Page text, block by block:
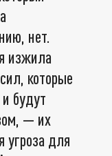
нет.
изжила
которые
будут
— их
угроза для